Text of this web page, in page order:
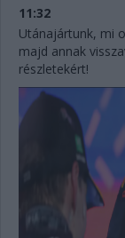
11:32
Utánajártunk, mi
majd annak
részletekért!